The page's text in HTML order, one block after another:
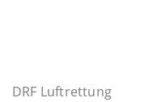
DRF Luftrettung